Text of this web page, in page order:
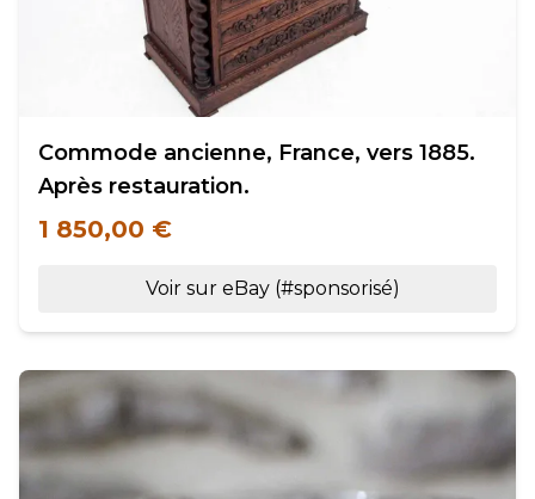
Commode ancienne, France, vers 1885.
Après restauration.
1 850,00 €
Voir sur eBay (#sponsorisé)